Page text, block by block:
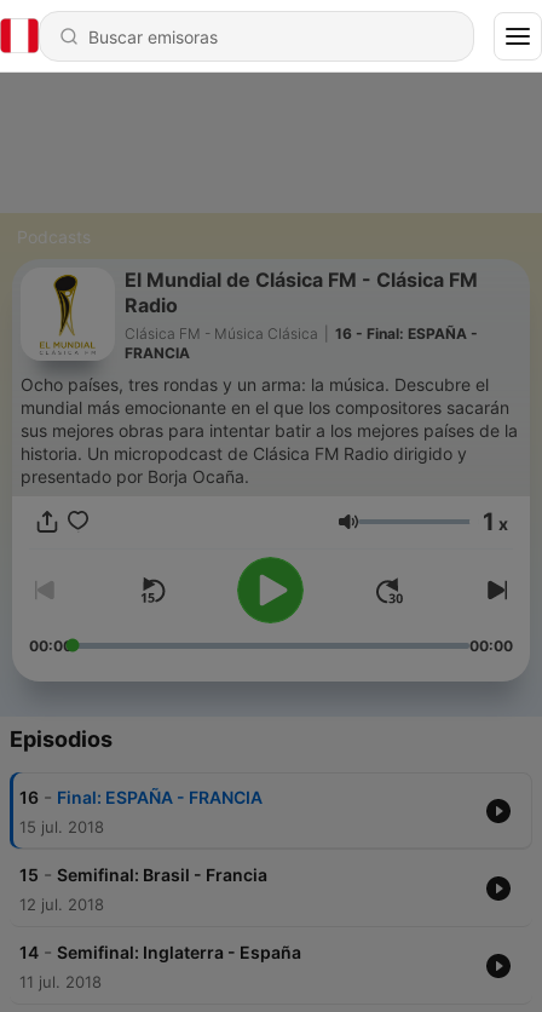
Podcasts
El Mundial de Clásica FM - Clásica FM
Radio
Clásica FM - Música Clásica
16 - Final: ESPAÑA -
FRANCIA
Ocho países, tres rondas y un arma: la música. Descubre el
mundial más emocionante en el que los compositores sacarán
sus mejores obras para intentar batir a los mejores países de la
historia. Un micropodcast de Clásica FM Radio dirigido y
presentado por Borja Ocaña.
Volumen 1 x
00:00 00:00
Episodios
16 - Final: ESPAÑA - FRANCIA
15 jul. 2018
15 - Semifinal: Brasil - Francia
12 jul. 2018
14 - Semifinal: Inglaterra - España
11 jul. 2018